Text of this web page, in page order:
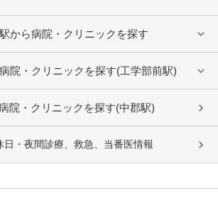
から病院・クリニックを探す
院・クリニックを探す(工学部前駅)
院・クリニックを探す(中郡駅)
日・夜間診療、救急、当番医情報